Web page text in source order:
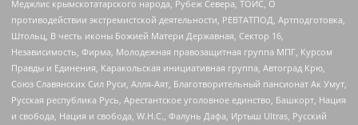
Меджлис крымскотатарского народа, Рубеж Севера, ТОЙС, О
противодействии экстремистской деятельности, РЕВТАТПОД, Артподготовка,
Штольц, В честь иконы Божией Матери Державная, Сектор 16,
Независимость, Фирма, Молодежная правозащитная группа МПГ, Курсом
Правды и Единения, Каракольская инициативная группа, Автоград Крю,
Союз Славянских Сил Руси, Алля-Аят, Благотворительный пансионат Ак Умут,
Русская республика Русь, Арестантское уголовное единство, Башкорт, Нация
и свобода, Нация и свобода, W.H.С., Фалунь Дафа, Иртыш Ultras, Русский